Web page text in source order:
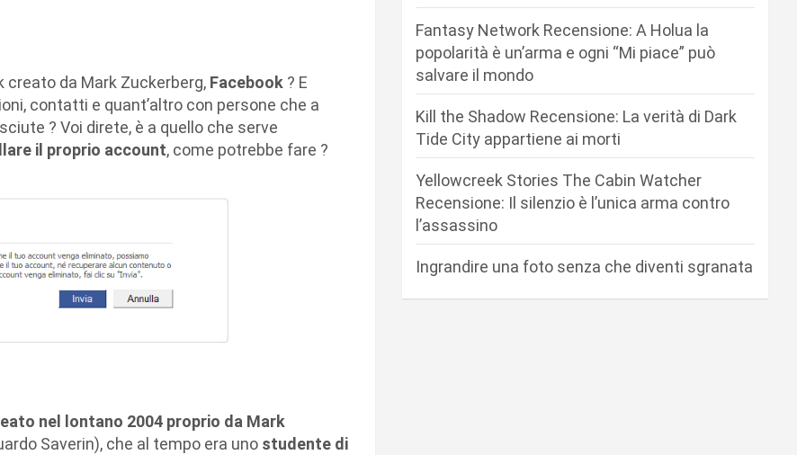
da Mark Zuckerberg, Facebook ? E
contatti e quant’altro con persone che a
? Voi direte, è a quello che serve
il proprio account, come potrebbe fare ?
nel lontano 2004 proprio da Mark
Saverin), che al tempo era uno studente di
Fantasy Network Recensione: A Holua la
popolarità è un’arma e ogni “Mi piace” può
salvare il mondo
Kill the Shadow Recensione: La verità di Dark
Tide City appartiene ai morti
Yellowcreek Stories The Cabin Watcher
Recensione: Il silenzio è l’unica arma contro
l’assassino
Ingrandire una foto senza che diventi sgranata